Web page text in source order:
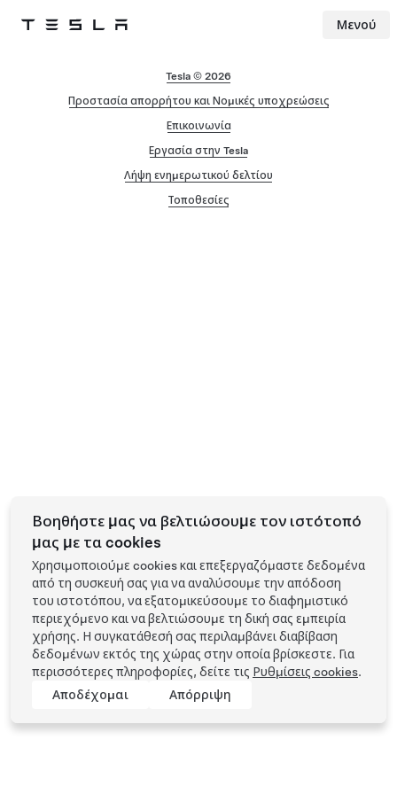
Tesla Μενού
Tesla © 2026
Προστασία απορρήτου και Νομικές υποχρεώσεις
Επικοινωνία
Εργασία στην Tesla
Λήψη ενημερωτικού δελτίου
Τοποθεσίες
Βοηθήστε μας να βελτιώσουμε τον ιστότοπό
μας με τα cookies
Χρησιμοποιούμε cookies και επεξεργαζόμαστε δεδομένα
από τη συσκευή σας για να αναλύσουμε την απόδοση
του ιστοτόπου, να εξατομικεύσουμε το διαφημιστικό
περιεχόμενο και να βελτιώσουμε τη δική σας εμπειρία
χρήσης. Η συγκατάθεσή σας περιλαμβάνει διαβίβαση
δεδομένων εκτός της χώρας στην οποία βρίσκεστε. Για
περισσότερες πληροφορίες, δείτε τις Ρυθμίσεις cookies.
Αποδέχομαι
Απόρριψη